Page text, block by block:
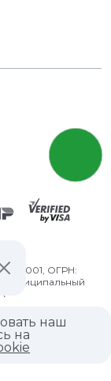
ОГРН:
Муниципальный
наш
на